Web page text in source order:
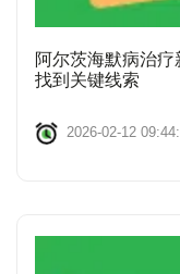
阿尔茨海默病治
找到关键线索
2026-02-12